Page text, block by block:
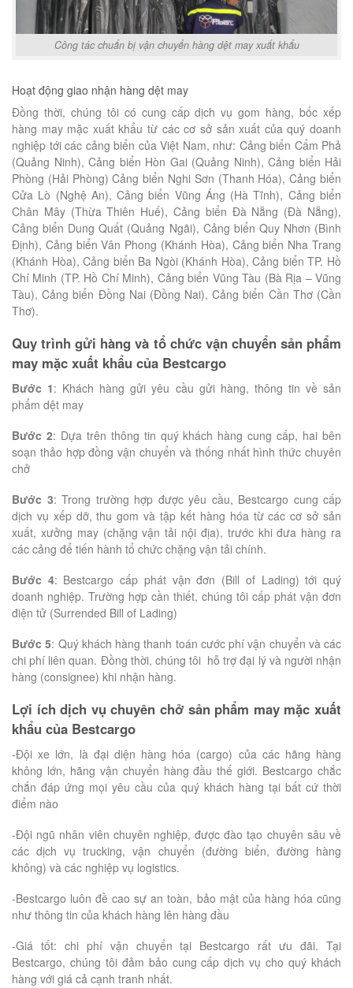
Công tác chuẩn bị vận chuyển hàng dệt may xuất khẩu
Hoạt động giao nhận hàng dệt may
Đồng thời, chúng tôi có cung cấp dịch vụ gom hàng, bốc xếp
hàng may mặc xuất khẩu từ các cơ sở sản xuất của quý doanh
nghiệp tới các cảng biển của Việt Nam, như: Cảng biển Cẩm Phả
(Quảng Ninh), Cảng biển Hòn Gai (Quảng Ninh), Cảng biển Hải
Phòng (Hải Phòng) Cảng biển Nghi Sơn (Thanh Hóa), Cảng biển
Cửa Lò (Nghệ An), Cảng biển Vũng Áng (Hà Tĩnh), Cảng biển
Chân Mây (Thừa Thiên Huế), Cảng biển Đà Nẵng (Đà Nẵng),
Cảng biển Dung Quất (Quảng Ngãi), Cảng biển Quy Nhơn (Bình
Định), Cảng biển Vân Phong (Khánh Hòa), Cảng biển Nha Trang
(Khánh Hòa), Cảng biển Ba Ngòi (Khánh Hòa), Cảng biển TP. Hồ
Chí Minh (TP. Hồ Chí Minh), Cảng biển Vũng Tàu (Bà Rịa – Vũng
Tàu), Cảng biển Đồng Nai (Đồng Nai), Cảng biển Cần Thơ (Cần
Thơ).
Quy trình gửi hàng và tổ chức vận chuyển sản phẩm
may mặc xuất khẩu của Bestcargo
Bước 1: Khách hàng gửi yêu cầu gửi hàng, thông tin về sản
phẩm dệt may
Bước 2: Dựa trên thông tin quý khách hàng cung cấp, hai bên
soạn thảo hợp đồng vận chuyển và thống nhất hình thức chuyên
chở
Bước 3: Trong trường hợp được yêu cầu, Bestcargo cung cấp
dịch vụ xếp dỡ, thu gom và tập kết hàng hóa từ các cơ sở sản
xuất, xưởng may (chặng vận tải nội địa), trước khi đưa hàng ra
các cảng để tiến hành tổ chức chặng vận tải chính.
Bước 4: Bestcargo cấp phát vận đơn (Bill of Lading) tới quý
doanh nghiệp. Trường hợp cần thiết, chúng tôi cấp phát vận đơn
điện tử (Surrended Bill of Lading)
Bước 5: Quý khách hàng thanh toán cước phí vận chuyển và các
chi phí liên quan. Đồng thời, chúng tôi hỗ trợ đại lý và người nhận
hàng (consignee) khi nhận hàng.
Lợi ích dịch vụ chuyên chở sản phẩm may mặc xuất
khẩu của Bestcargo
-Đội xe lớn, là đại diện hàng hóa (cargo) của các hãng hàng
không lớn, hãng vận chuyển hàng đầu thế giới. Bestcargo chắc
chắn đáp ứng mọi yêu cầu của quý khách hàng tại bất cứ thời
điểm nào
-Đội ngũ nhân viên chuyên nghiệp, được đào tạo chuyên sâu về
các dịch vụ trucking, vận chuyển (đường biển, đường hàng
không) và các nghiệp vụ logistics.
-Bestcargo luôn đề cao sự an toàn, bảo mật của hàng hóa cũng
như thông tin của khách hàng lên hàng đầu
-Giá tốt: chi phí vận chuyển tại Bestcargo rất ưu đãi. Tại
Bestcargo, chúng tôi đảm bảo cung cấp dịch vụ cho quý khách
hàng với giá cả cạnh tranh nhất.